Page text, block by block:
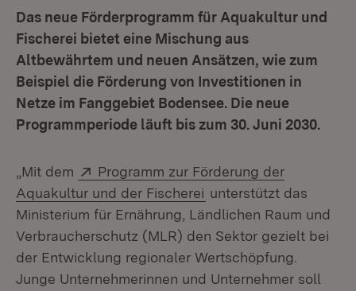
Das neue Förderprogramm für Aquakultur und
Fischerei bietet eine Mischung aus
Altbewährtem und neuen Ansätzen, wie zum
Beispiel die Förderung von Investitionen in
Netze im Fanggebiet Bodensee. Die neue
Programmperiode läuft bis zum 30. Juni 2030.
„Mit dem Extern:
Programm zur Förderung der
Aquakultur und der Fischerei (Öffnet in neuem
unterstützt das
Ministerium für Ernährung, Ländlichen Raum und
Verbraucherschutz (MLR) den Sektor gezielt bei
der Entwicklung regionaler Wertschöpfung.
Junge Unternehmerinnen und Unternehmer soll